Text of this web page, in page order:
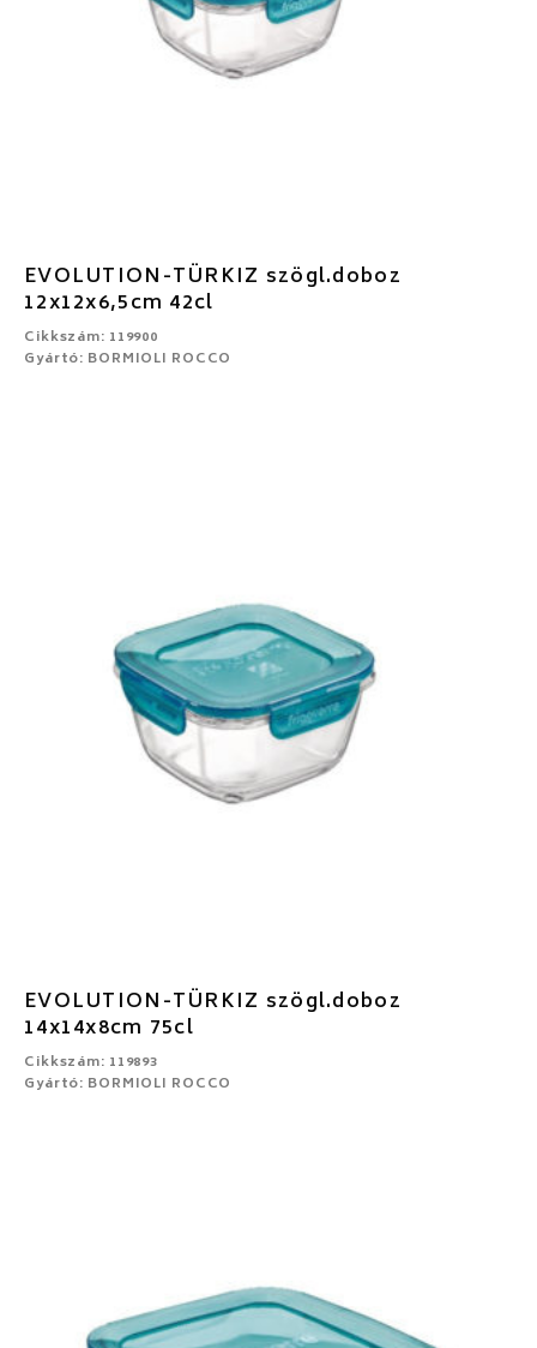
EVOLUTION-TÜRKIZ szögl.doboz
12x12x6,5cm 42cl
Cikkszám: 119900
Gyártó: BORMIOLI ROCCO
EVOLUTION-TÜRKIZ szögl.doboz
14x14x8cm 75cl
Cikkszám: 119893
Gyártó: BORMIOLI ROCCO